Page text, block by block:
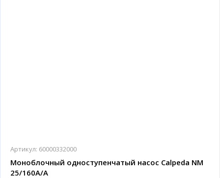
Артикул: 60000332000
Моноблочный одноступенчатый насос Calpeda NM
25/160A/A